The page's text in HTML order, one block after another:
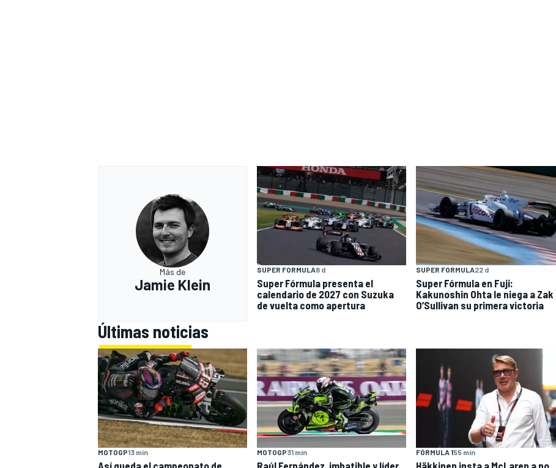
Más de
Jamie Klein
SUPER FORMULA8 d
Super Fórmula presenta el
calendario de 2027 con Suzuka
de vuelta como apertura
SUPER FORMULA22 d
Super Fórmula en Fuji:
Kakunoshin Ohta le niega a Zak
O’Sullivan su primera victoria
Últimas noticias
MOTOGP13 min MOTOGP31 min
Raúl Fernández, imbatible y líder
FÓRMULA 155 min